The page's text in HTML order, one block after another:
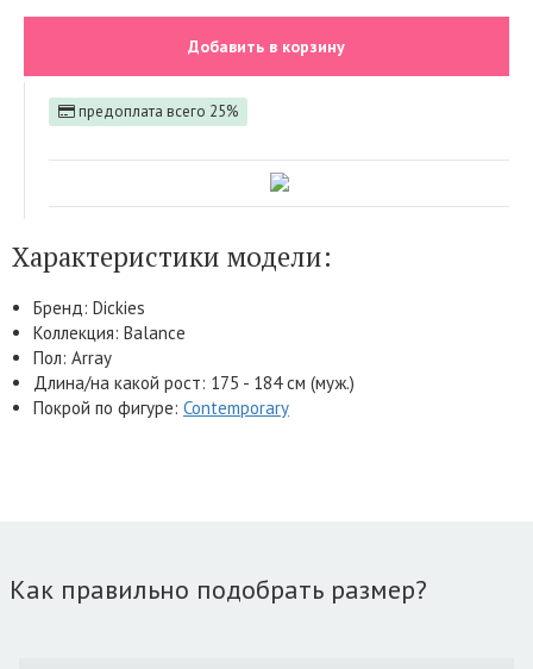
Добавить в корзину
предоплата всего 25%
Характеристики модели:
Бренд: Dickies
Коллекция: Balance
Пол: Array
Длина/на какой рост: 175 - 184 см (муж.)
Покрой по фигуре: Contemporary
Как правильно подобрать размер?